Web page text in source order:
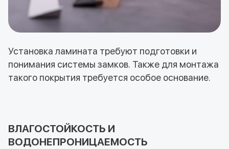
Установка ламината требуют подготовки и
понимания системы замков. Также для монтажа
такого покрытия требуется особое основание.
ВЛАГОСТОЙКОСТЬ И
ВОДОНЕПРОНИЦАЕМОСТЬ